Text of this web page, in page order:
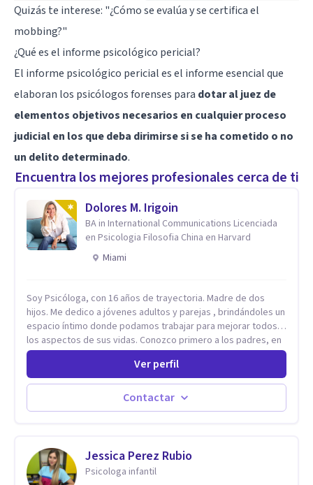
Quizás te interese: "¿Cómo se evalúa y se certifica el
mobbing?"
¿Qué es el informe psicológico pericial?
El informe psicológico pericial es el informe esencial que
elaboran los psicólogos forenses para dotar al juez de
elementos objetivos necesarios en cualquier proceso
judicial en los que deba dirimirse si se ha cometido o no
un delito determinado.
Encuentra los mejores profesionales cerca de ti
Dolores M. Irigoin
BA in International Communications Licenciada
en Psicologia Filosofia China en Harvard
Miami
Soy Psicóloga, con 16 años de trayectoria. Madre de dos
hijos. Me dedico a jóvenes adultos y parejas , brindándoles un
espacio íntimo donde podamos trabajar para mejorar todos
los aspectos de sus vidas. Conozco primero a los padres, en
el caso de niños u adolescentes, para luego seguir la terapia
con sus hijos, apuntalándolos en su futuro personal,
universitario y profesional, siempre conteniendo
paralelamente a los padres y brindándoles un espacio de
seguridad. Hago terapia de pareja y adultos con método
Ver perfil
Contactar
Jessica Perez Rubio
Psicologa infantil